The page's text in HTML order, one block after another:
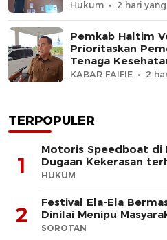
Hukum 2 hari
Pemkab Haltim
Prioritaskan
Tenaga
KABAR FAIFIE 2
TERPOPULER
1
Motoris Speedboat di
Dugaan Kekerasan
HUKUM
2
Festival Ela-Ela
Dinilai Menipu
SOROTAN